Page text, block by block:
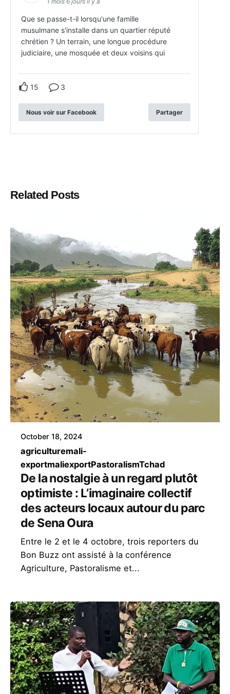
Que se passe-t-il lorsqu'une famille
musulmane s'installe dans un quartier réputé
chrétien ? Un terrain, une longue procédure
judiciaire, une mosquée et deux voisins qui
15 3
Nous voir sur Facebook Partager
Related Posts
October 18, 2024
agriculturemali-
exportmaliexportPastoralismTchad
De la nostalgie à un regard plutôt
optimiste : L’imaginaire collectif
des acteurs locaux autour du parc
de Sena Oura
Entre le 2 et le 4 octobre, trois reporters du
Bon Buzz ont assisté à la conférence
Agriculture, Pastoralisme et...